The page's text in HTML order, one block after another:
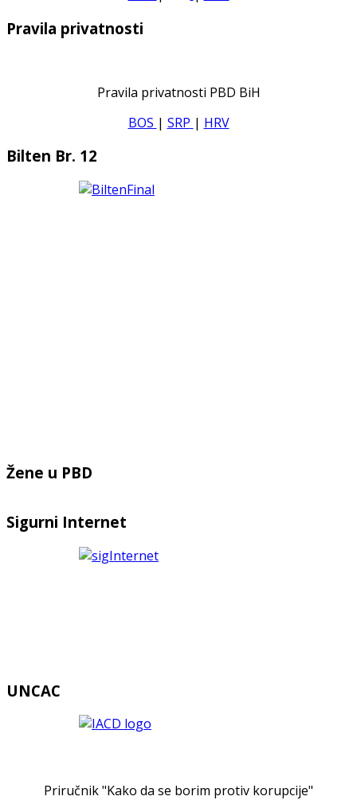
Pravila privatnosti
Pravila privatnosti PBD BiH
BOS | SRP | HRV
Bilten Br. 12
Žene u PBD
Sigurni Internet
UNCAC
Priručnik "Kako da se borim protiv korupcije"